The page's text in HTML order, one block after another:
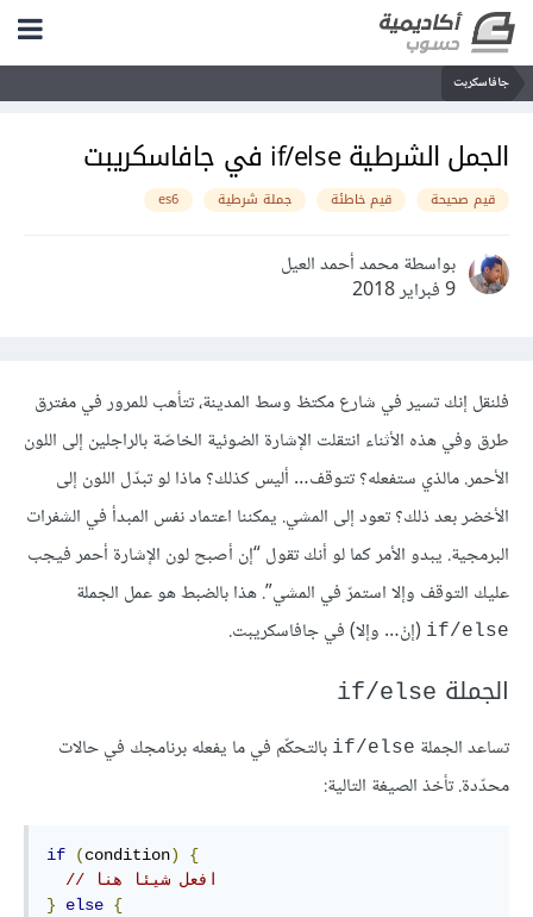
جافاسكربت
الجمل الشرطية if/else في جافاسكريبت
قيم صحيحة قيم خاطئة جملة شرطية es6
بواسطة محمد أحمد العيل
9 فبراير 2018
فلنقل إنك تسير في شارع مكتظ وسط المدينة، تتأهب للمرور في مفترق
طرق وفي هذه الأثناء انتقلت الإشارة الضوئية الخاصّة بالراجلين إلى اللون
الأحمر. مالذي ستفعله؟ تتوقف… أليس كذلك؟ ماذا لو تبدّل اللون إلى
الأخضر بعد ذلك؟ تعود إلى المشي. يمكننا اعتماد نفس المبدأ في الشفرات
البرمجية. يبدو الأمر كما لو أنك تقول “إن أصبح لون الإشارة أحمر فيجب
عليك التوقف وإلا استمرّ في المشي”. هذا بالضبط هو عمل الجملة
if/else (إنْ… وإلا) في جافاسكريبت.
الجملة if/else
تساعد الجملة if/else بالتحكّم في ما يفعله برنامجك في حالات
محدّدة. تأخذ الصيغة التالية:
if (condition)
{
// افعل شيئا هنا
}
else {